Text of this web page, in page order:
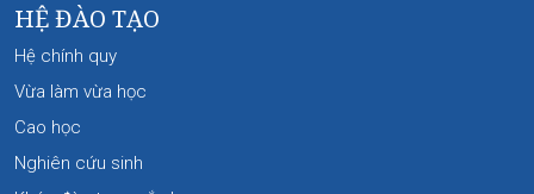
HỆ ĐÀO TẠO
Hệ chính quy
Vừa làm vừa học
Cao học
Nghiên cứu sinh